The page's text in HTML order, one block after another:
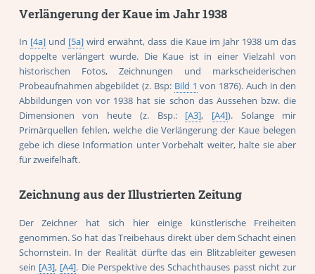
Verlängerung der Kaue im Jahr 1938
In [4a]und [5a] wird erwähnt, dass die Kaue im Jahr 1938 um das
doppelte verlängert wurde. Die Kaue ist in einer Vielzahl von
historischen Fotos, Zeichnungen und markscheiderischen
Probeaufnahmen abgebildet (z. Bsp: Bild 1 von 1876). Auch in den
Abbildungen von vor 1938 hat sie schon das Aussehen bzw. die
Dimensionen von heute (z. Bsp.: [A3], [A4]). Solange mir
Primärquellen fehlen, welche die Verlängerung der Kaue belegen
gebe ich diese Information unter Vorbehalt weiter, halte sie aber
für zweifelhaft.
Zeichnung aus der Illustrierten Zeitung
Der Zeichner hat sich hier einige künstlerische Freiheiten
genommen. So hat das Treibehaus direkt über dem Schacht einen
Schornstein. In der Realität dürfte das ein Blitzableiter gewesen
sein [A3], [A4]. Die Perspektive des Schachthauses passt nicht zur